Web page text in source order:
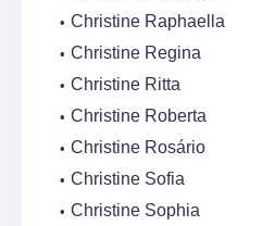
Christine Raphaella
Christine Regina
Christine Ritta
Christine Roberta
Christine Rosário
Christine Sofia
Christine Sophia